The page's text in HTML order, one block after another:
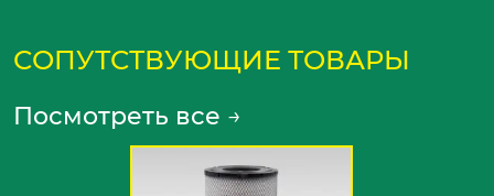
СОПУТСТВУЮЩИЕ ТОВАРЫ
Посмотреть все →